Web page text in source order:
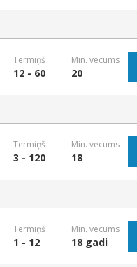
Termiņš
12 - 60
Min. vecums
20
Termiņš
3 - 120
Min. vecums
18
Termiņš
1 - 12
Min. vecums
18 gadi